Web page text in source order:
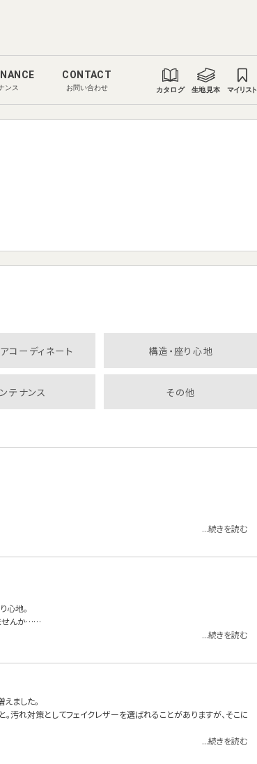
ンス
CONTACT
お問い合わせ カタログ 生地見本 マイリスト
コーディネート 構造・座り心地
テナンス その他
...続きを読む
心地。
せんか……
...続きを読む
ました。
汚れ対策としてフェイクレザーを選ばれることがありますが、そこに
...続きを読む